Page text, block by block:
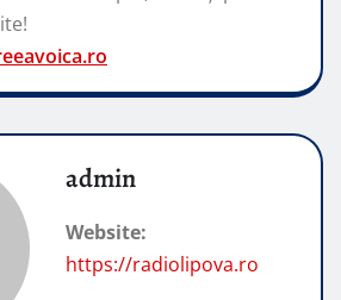
admin
Website:
https://radiolipova.ro